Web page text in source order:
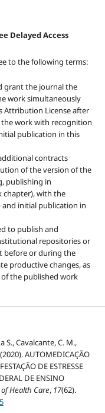
Delayed Access
to the following terms:
grant the journal the
work simultaneously
Attribution License after
work with recognition
publication in this
contracts
of the version of the
publishing in
chapter), with the
initial publication in
to publish and
repositories or
before or during the
productive changes, as
the published work
S., Cavalcante, C. M.,
AUTOMEDICAÇÃO
DE ESTRESSE
DE ENSINO
Health Care, 17(62).